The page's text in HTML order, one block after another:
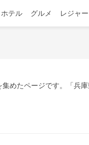
ホテル グルメ レジャ
集めたページです。「兵